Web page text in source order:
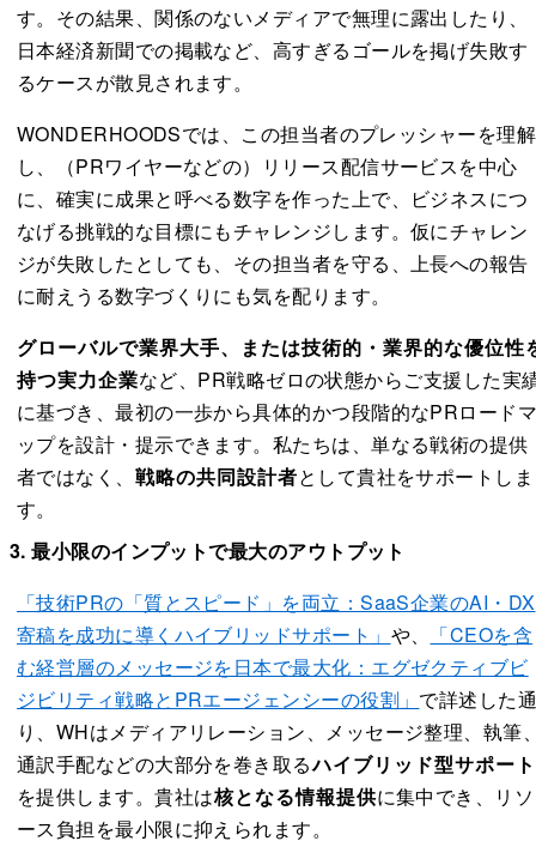
す。その結果、関係のないメディアで無理に露出したり、
日本経済新聞での掲載など、高すぎるゴールを掲げ失敗す
るケースが散見されます。
WONDERHOODSでは、この担当者のプレッシャーを理解
し、（PRワイヤーなどの）リリース配信サービスを中心
に、確実に成果と呼べる数字を作った上で、ビジネスにつ
なげる挑戦的な目標にもチャレンジします。仮にチャレン
ジが失敗したとしても、その担当者を守る、上長への報告
に耐えうる数字づくりにも気を配ります。
グローバルで業界大手、または技術的・業界的な優位性
持つ実力企業など、PR戦略ゼロの状態からご支援した実
に基づき、最初の一歩から具体的かつ段階的なPRロード
ップを設計・提示できます。私たちは、単なる戦術の提供
者ではなく、 戦略の共同設計者として貴社をサポートしま
す。
3. 最小限のインプットで最大のアウトプット
「技術PRの「質とスピード」を両立：SaaS企業のAI・DX
寄稿を成功に導くハイブリッドサポート」 や、
「CEOを含
む経営層のメッセージを日本で最大化：エグゼクティブビ
ジビリティ戦略とPRエージェンシーの役割」 で詳述した
り、WHはメディアリレーション、メッセージ整理、執筆
通訳手配などの大部分を巻き取るハイブリッド型サポート
を提供します。貴社は核となる情報提供に集中でき、リソ
ース負担を最小限に抑えられます。